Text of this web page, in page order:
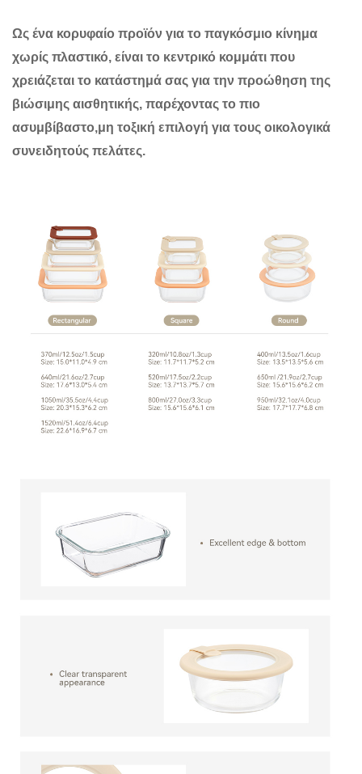
Ως ένα κορυφαίο προϊόν για το παγκόσμιο κίνημα
χωρίς πλαστικό, είναι το κεντρικό κομμάτι που
χρειάζεται το κατάστημά σας για την προώθηση της
βιώσιμης αισθητικής, παρέχοντας το πιο
ασυμβίβαστο,μη τοξική επιλογή για τους οικολογικά
συνειδητούς πελάτες.